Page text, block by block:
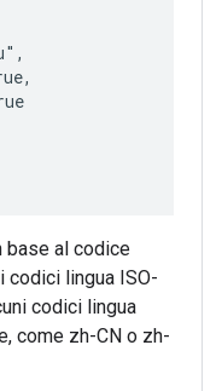
base al codice
codici lingua ISO-
codici lingua
come zh-CN o zh-